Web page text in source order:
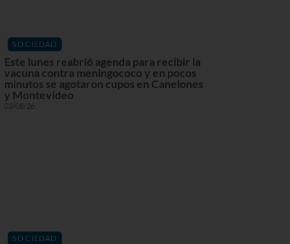
SOCIEDAD
Este lunes reabrió agenda para recibir la
vacuna contra meningococo y en pocos
minutos se agotaron cupos en Canelones
y Montevideo
03/08/26
SOCIEDAD